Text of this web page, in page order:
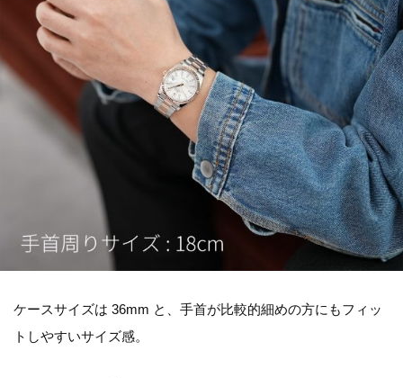
ケースサイズは 36mm と、手首が比較的細めの方にもフィッ
トしやすいサイズ感。